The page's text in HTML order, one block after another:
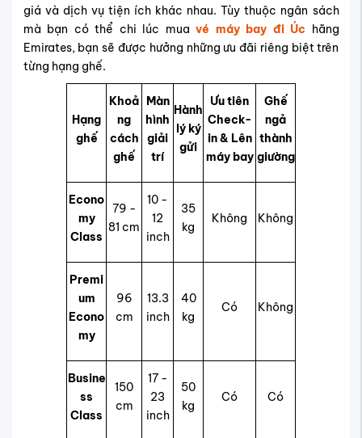
giá và dịch vụ tiện ích khác nhau. Tùy thuộc ngân sách
mà bạn có thể chi lúc mua vé máy bay đi Úc hãng
Emirates, bạn sẽ được hưởng những ưu đãi riêng biệt trên
từng hạng ghế.
Hạng
ghế
Khoả
ng
cách
ghế
Màn
hình
giải
trí
Hành
lý ký
gửi
Ưu tiên
Check-
in & Lên
máy bay
Ghế
ngả
thành
giường
Econo
my
Class
79 -
81 cm
10 -
12
inch
35
kg
Không Không
Premi
um
Econo
my
96
cm
13.3
inch
40
kg
Có Không
Busine
ss
Class
150
cm
17 -
23
inch
50
kg
Có Có